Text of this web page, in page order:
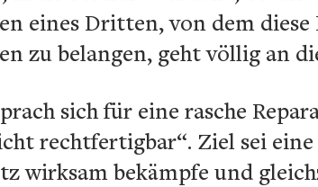
eines Dritten, von dem
zu belangen, geht völlig an
sich für eine rasche
rechtfertigbar“. Ziel sei
wirksam bekämpfe und